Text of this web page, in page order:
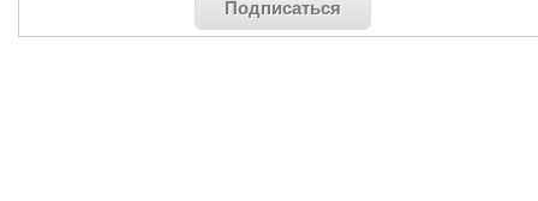
Подписаться